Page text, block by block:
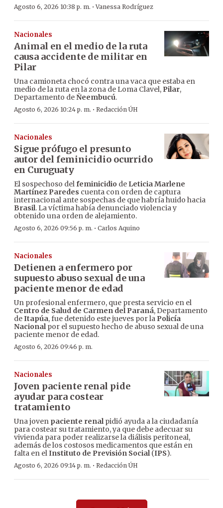
Agosto 6, 2026 10:38 p. m. ·Vanessa Rodríguez
Nacionales
Animal en el medio de la ruta
causa accidente de militar en
Pilar
Una camioneta chocó contra una vaca que estaba en
medio de la ruta en la zona de Loma Clavel, Pilar,
Departamento deÑeembucú.
Agosto 6, 2026 10:24 p. m. · Redacción ÚH
Nacionales
Sigue prófugo el presunto
autor del feminicidio ocurrido
en Curuguaty
El sospechoso delfeminicidio de Leticia Marlene
Martínez Paredes cuenta con orden de captura
internacional ante sospechas de que habría huido hacia
Brasil. La víctima había denunciado violencia y
obtenido una orden de alejamiento.
Agosto 6, 2026 09:56 p. m. · Carlos Aquino
Nacionales
Detienen a enfermero por
supuesto abuso sexual de una
paciente menor de edad
Un profesional enfermero, que presta servicio en el
Centro de Salud de Carmen del Paraná, Departamento
deItapúa, fue detenido este jueves por la Policía
Nacionalpor el supuesto hecho de abuso sexual de una
paciente menor de edad.
Agosto 6, 2026 09:46 p. m.
Nacionales
Joven paciente renal pide
ayudar para costear
tratamiento
Una joven paciente renalpidió ayuda a la ciudadanía
para costear su tratamiento, ya que debe adecuar su
vivienda para poder realizarse la diálisis peritoneal,
además de los costosos medicamentos que están en
falta en elInstituto de Previsión Social(IPS).
Agosto 6, 2026 09:14 p. m. · Redacción ÚH